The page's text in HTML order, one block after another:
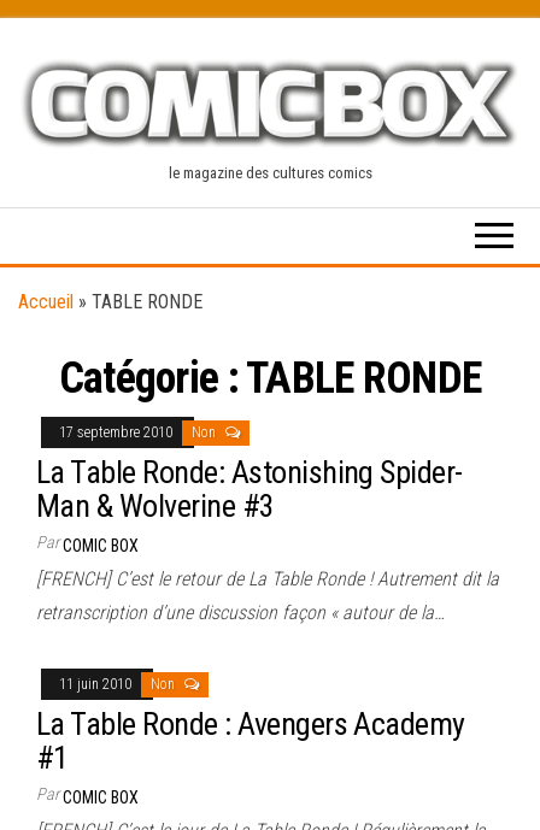
content
le magazine des cultures comics
Accueil » TABLE RONDE
Catégorie :TABLE RONDE
17 septembre 2010 Non
La Table Ronde: Astonishing Spider-
Man & Wolverine #3
ParCOMIC BOX
[FRENCH] C’est le retour de La Table Ronde ! Autrement dit la
retranscription d’une discussion façon « autour de la…
11 juin 2010 Non
La Table Ronde : Avengers Academy
#1
ParCOMIC BOX